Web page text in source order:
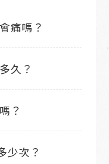
痛嗎？
久？
？
少次？